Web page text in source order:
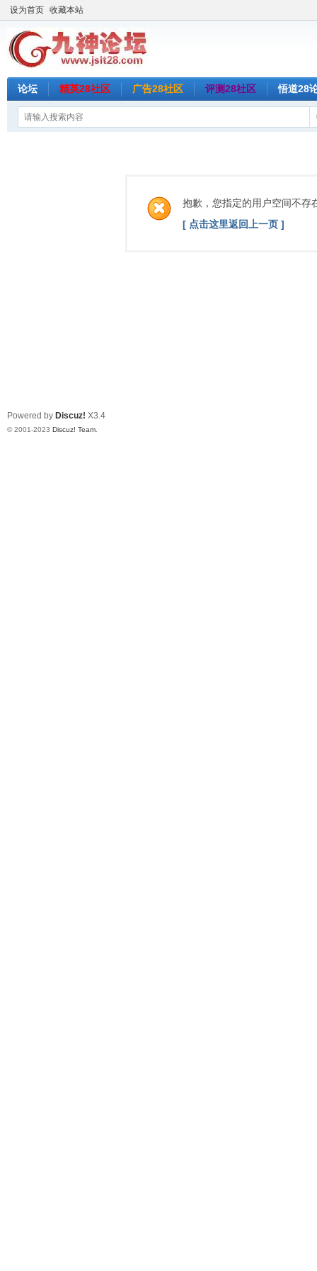
设为首页 收藏本站
论坛 精英28社区 广告28社区 评测28社区 悟道28
抱歉，您指定的用户空间不存
[ 点击这里返回上一页 ]
Powered by Discuz! X3.4
© 2001-2023 Discuz! Team